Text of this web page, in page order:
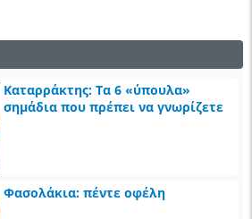
Καταρράκτης: Τα 6 «ύπουλα»
σημάδια που πρέπει να γνωρίζετε
Φασολάκια: πέντε οφέλη